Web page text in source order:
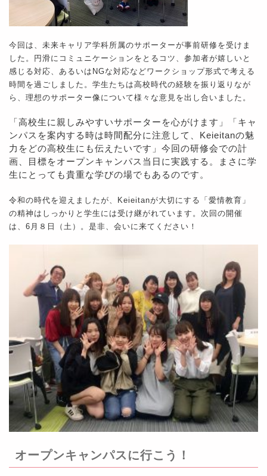
今回は、未来キャリア学科所属のサポーターが事前研修を受けま
した。円滑にコミュニケーションをとるコツ、参加者が嬉しいと
感じる対応、あるいはNGな対応などワークショップ形式で考える
時間を過ごしました。学生たちは高校時代の経験を振り返りなが
ら、理想のサポーター像について様々な意見を出し合いました。
「高校生に親しみやすいサポーターを心がけます」「キャ
ンパスを案内する時は時間配分に注意して、Keieitanの魅
力をどの高校生にも伝えたいです」今回の研修会での計
画、目標をオープンキャンパス当日に実践する。まさに学
生にとっても貴重な学びの場でもあるのです。
令和の時代を迎えましたが、Keieitanが大切にする「愛情教育」
の精神はしっかりと学生には受け継がれています。次回の開催
は、6月８日（土）。是非、会いに来てください！
オープンキャンパスに行こう！